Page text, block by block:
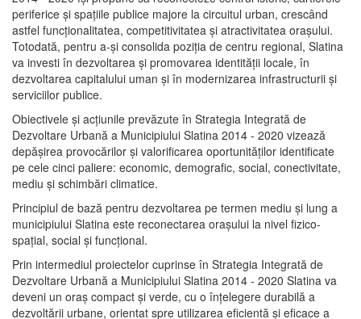
periferice şi spaţiile publice majore la circuitul urban, crescând
astfel funcţionalitatea, competitivitatea şi atractivitatea oraşului.
Totodată, pentru a-şi consolida poziţia de centru regional, Slatina
va investi în dezvoltarea şi promovarea identităţii locale, în
dezvoltarea capitalului uman şi în modernizarea infrastructurii şi
serviciilor publice.
Obiectivele şi acţiunile prevăzute în Strategia Integrată de
Dezvoltare Urbană a Municipiului Slatina 2014 - 2020 vizează
depășirea provocărilor şi valorificarea oportunităţilor identificate
pe cele cinci paliere: economic, demografic, social, conectivitate,
mediu şi schimbări climatice.
Principiul de bază pentru dezvoltarea pe termen mediu şi lung a
municipiului Slatina este reconectarea oraşului la nivel fizico-
spaţial, social şi funcţional.
Prin intermediul proiectelor cuprinse în Strategia Integrată de
Dezvoltare Urbană a Municipiului Slatina 2014 - 2020 Slatina va
deveni un oraş compact şi verde, cu o înţelegere durabilă a
dezvoltării urbane, orientat spre utilizarea eficientă şi eficace a